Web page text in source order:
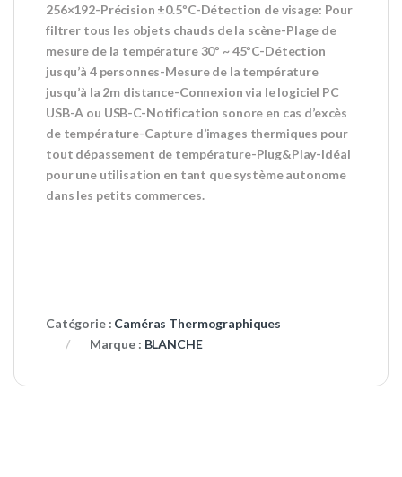
256×192-Précision ±0.5ºC-Détection de visage: Pour
filtrer tous les objets chauds de la scène-Plage de
mesure de la température 30º ~ 45ºC-Détection
jusqu’à 4 personnes-Mesure de la température
jusqu’à la 2m distance-Connexion via le logiciel PC
USB-A ou USB-C-Notification sonore en cas d’excès
de température-Capture d’images thermiques pour
tout dépassement de température-Plug&Play-Idéal
pour une utilisation en tant que système autonome
dans les petits commerces.
Catégorie : Caméras Thermographiques
Marque : BLANCHE